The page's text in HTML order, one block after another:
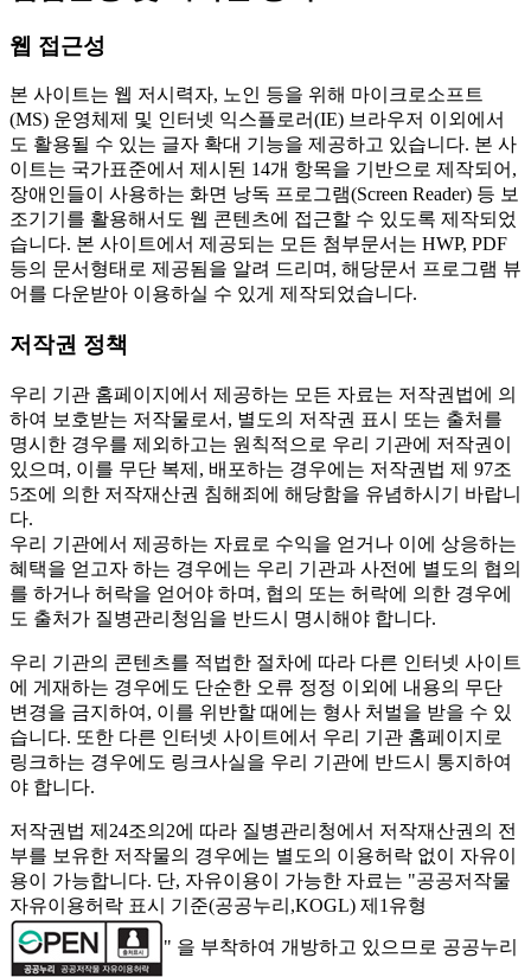
웹 접근성
본 사이트는 웹 저시력자, 노인 등을 위해 마이크로소프트
(MS) 운영체제 및 인터넷 익스플로러(IE) 브라우저 이외에서
도 활용될 수 있는 글자 확대 기능을 제공하고 있습니다. 본 사
이트는 국가표준에서 제시된 14개 항목을 기반으로 제작되어,
장애인들이 사용하는 화면 낭독 프로그램(Screen Reader) 등 보
조기기를 활용해서도 웹 콘텐츠에 접근할 수 있도록 제작되었
습니다. 본 사이트에서 제공되는 모든 첨부문서는 HWP, PDF
등의 문서형태로 제공됨을 알려 드리며, 해당문서 프로그램 뷰
어를 다운받아 이용하실 수 있게 제작되었습니다.
저작권 정책
우리 기관 홈페이지에서 제공하는 모든 자료는 저작권법에 의
하여 보호받는 저작물로서, 별도의 저작권 표시 또는 출처를
명시한 경우를 제외하고는 원칙적으로 우리 기관에 저작권이
있으며, 이를 무단 복제, 배포하는 경우에는 저작권법 제 97조
5조에 의한 저작재산권 침해죄에 해당함을 유념하시기 바랍니
다.
우리 기관에서 제공하는 자료로 수익을 얻거나 이에 상응하는
혜택을 얻고자 하는 경우에는 우리 기관과 사전에 별도의 협의
를 하거나 허락을 얻어야 하며, 협의 또는 허락에 의한 경우에
도 출처가 질병관리청임을 반드시 명시해야 합니다.
우리 기관의 콘텐츠를 적법한 절차에 따라 다른 인터넷 사이트
에 게재하는 경우에도 단순한 오류 정정 이외에 내용의 무단
변경을 금지하여, 이를 위반할 때에는 형사 처벌을 받을 수 있
습니다. 또한 다른 인터넷 사이트에서 우리 기관 홈페이지로
링크하는 경우에도 링크사실을 우리 기관에 반드시 통지하여
야 합니다.
저작권법 제24조의2에 따라 질병관리청에서 저작재산권의 전
부를 보유한 저작물의 경우에는 별도의 이용허락 없이 자유이
용이 가능합니다. 단, 자유이용이 가능한 자료는 "공공저작물
자유이용허락 표시 기준(공공누리,KOGL) 제1유형
" 을 부착하여 개방하고 있으므로 공공누리